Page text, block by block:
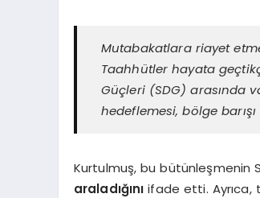
Mutabakatlara riayet
Taahhütler hayata
Güçleri (SDG) arasında
hedeflemesi, bölge barışı
Kurtulmuş, bu bütünleşmenin
araladığını ifade etti. Ayrıca,